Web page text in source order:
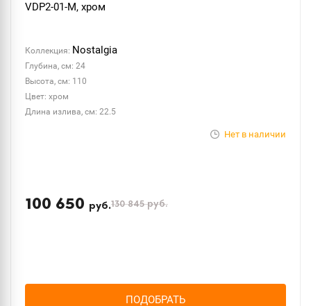
VDP2-01-M, хром
Коллекция: Nostalgia
Глубина, см: 24
Высота, см: 110
Цвет: хром
Длина излива, см: 22.5
Нет в наличии
100 650 руб.130 845руб.
ПОДОБРАТЬ